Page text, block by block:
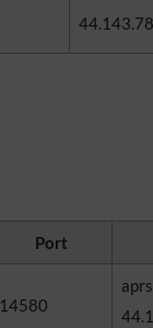
Port
14580